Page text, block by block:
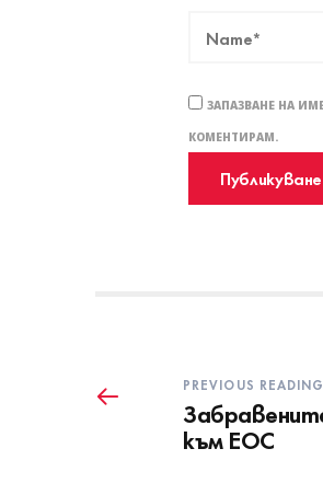
ЗАПАЗВАНЕ НА
КОМЕНТИРАМ.
PREVIOUS READING
към ЕОС